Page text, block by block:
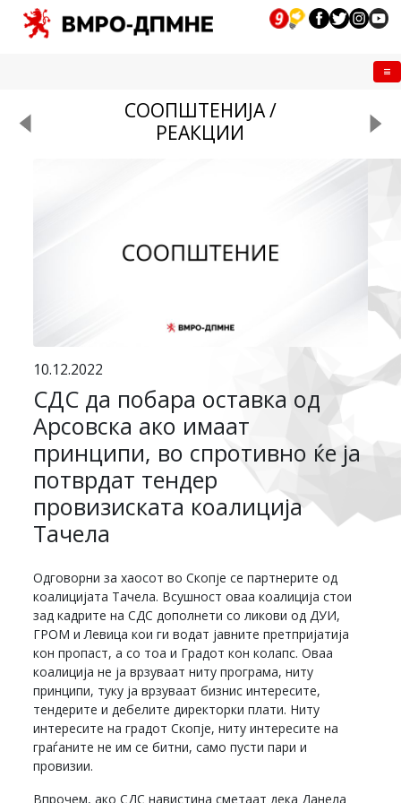
СООПШТЕНИЈА /
РЕАКЦИИ
10.12.2022
СДС да побара оставка од
Арсовска ако имаат
принципи, во спротивно ќе ја
потврдат тендер
провизиската коалиција
Тачела
Одговорни за хаосот во Скопје се партнерите од
коалицијата Тачела. Всушност оваа коалиција стои
зад кадрите на СДС дополнети со ликови од ДУИ,
ГРОМ и Левица кои ги водат јавните претпријатија
кон пропаст, а со тоа и Градот кон колапс. Оваа
коалиција не ја врзуваат ниту програма, ниту
принципи, туку ја врзуваат бизнис интересите,
тендерите и дебелите директорки плати. Ниту
интересите на градот Скопје, ниту интересите на
граѓаните не им се битни, само пусти пари и
провизии.
Впрочем, ако СДС навистина сметаат дека Данела